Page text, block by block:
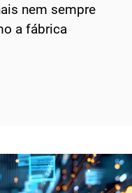
nem sempre
a fábrica